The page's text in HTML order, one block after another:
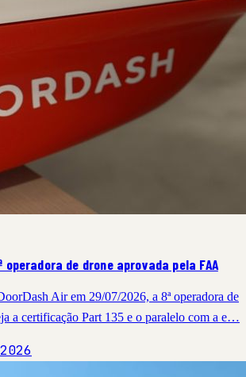
operadora de drone aprovada pela FAA
Air em 29/07/2026, a 8ª operadora de
a certificação Part 135 e o paralelo com a e…